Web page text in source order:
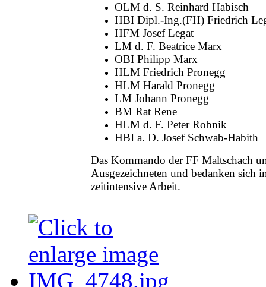
OLM d. S. Reinhard Habisch
HBI Dipl.-Ing.(FH) Friedrich
HFM Josef Legat
LM d. F. Beatrice Marx
OBI Philipp Marx
HLM Friedrich Pronegg
HLM Harald Pronegg
LM Johann Pronegg
BM Rat Rene
HLM d. F. Peter Robnik
HBI a. D. Josef Schwab-Habith
Das Kommando der FF Maltschach
Ausgezeichneten und bedanken sich
zeitintensive Arbeit.